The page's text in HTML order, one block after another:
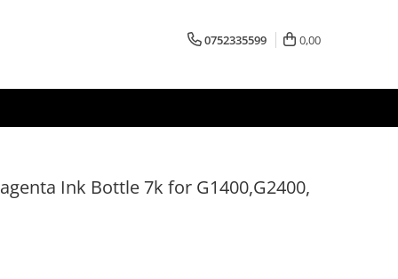
0752335599 0,00
Ink Bottle 7k for G1400,G2400,